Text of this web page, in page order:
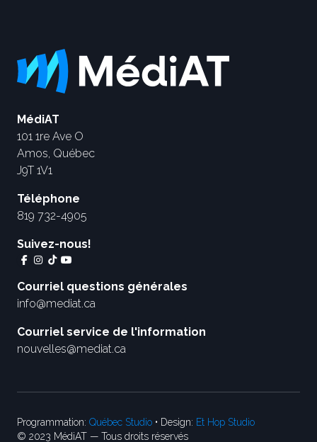
MédiAT
101 1re Ave O
Amos, Québec
J9T 1V1
Téléphone
819 732-4905
Suivez-nous!
Courriel questions générales
info@mediat.ca
Courriel service de l'information
nouvelles@mediat.ca
Programmation: Québec Studio • Design: Et Hop Studio
© 2023 MédiAT — Tous droits réservés